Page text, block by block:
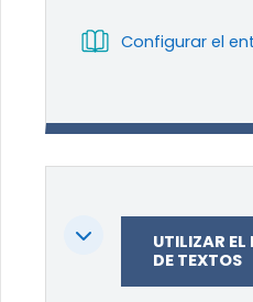
Configurar el
Colapsar
UTILIZAR
DE TEXTOS